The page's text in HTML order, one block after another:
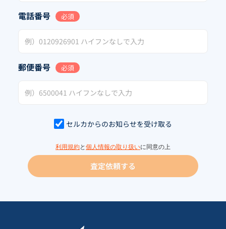
電話番号 必須
郵便番号 必須
セルカからのお知らせを受け取る
利用規約と 個人情報の取り扱いに同意の上
査定依頼する